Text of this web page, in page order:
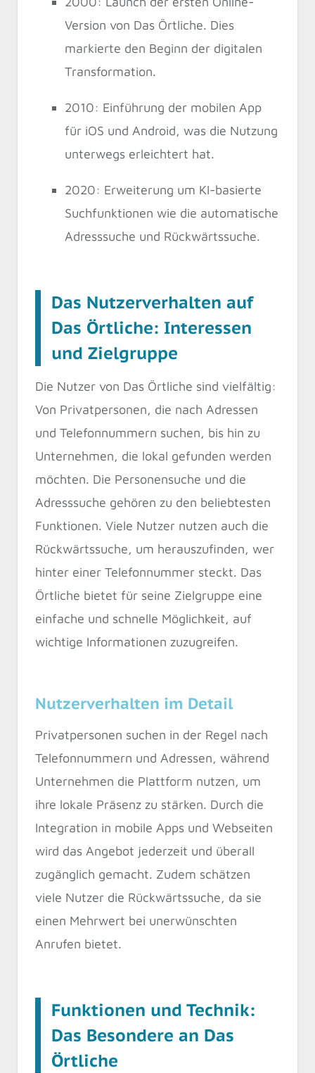
Version von Das Örtliche. Dies
markierte den Beginn der digitalen
Transformation.
2010: Einführung der mobilen App
für iOS und Android, was die Nutzung
unterwegs erleichtert hat.
2020: Erweiterung um KI-basierte
Suchfunktionen wie die automatische
Adresssuche und Rückwärtssuche.
Das Nutzerverhalten auf
Das Örtliche: Interessen
und Zielgruppe
Die Nutzer von Das Örtliche sind vielfältig:
Von Privatpersonen, die nach Adressen
und Telefonnummern suchen, bis hin zu
Unternehmen, die lokal gefunden werden
möchten. Die Personensuche und die
Adresssuche gehören zu den beliebtesten
Funktionen. Viele Nutzer nutzen auch die
Rückwärtssuche, um herauszufinden, wer
hinter einer Telefonnummer steckt. Das
Örtliche bietet für seine Zielgruppe eine
einfache und schnelle Möglichkeit, auf
wichtige Informationen zuzugreifen.
Nutzerverhalten im Detail
Privatpersonen suchen in der Regel nach
Telefonnummern und Adressen, während
Unternehmen die Plattform nutzen, um
ihre lokale Präsenz zu stärken. Durch die
Integration in mobile Apps und Webseiten
wird das Angebot jederzeit und überall
zugänglich gemacht. Zudem schätzen
viele Nutzer die Rückwärtssuche, da sie
einen Mehrwert bei unerwünschten
Anrufen bietet.
Funktionen und Technik:
Das Besondere an Das
Örtliche